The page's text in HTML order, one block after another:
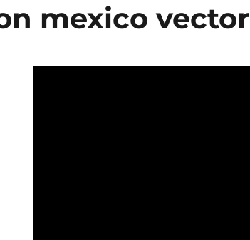
mexico vector